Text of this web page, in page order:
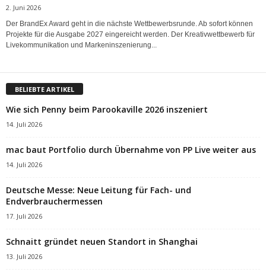
2. Juni 2026
Der BrandEx Award geht in die nächste Wettbewerbsrunde. Ab sofort können
Projekte für die Ausgabe 2027 eingereicht werden. Der Kreativwettbewerb für
Livekommunikation und Markeninszenierung...
BELIEBTE ARTIKEL
Wie sich Penny beim Parookaville 2026 inszeniert
14. Juli 2026
mac baut Portfolio durch Übernahme von PP Live weiter aus
14. Juli 2026
Deutsche Messe: Neue Leitung für Fach- und
Endverbrauchermessen
17. Juli 2026
Schnaitt gründet neuen Standort in Shanghai
13. Juli 2026